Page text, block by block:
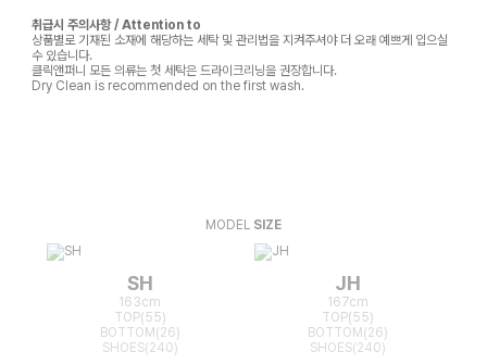
취급시 주의사항 / Attention to
상품별로 기재된 소재에 해당하는 세탁 및 관리법을 지켜주셔야 더 오래 예쁘게 입으실
수 있습니다.
클릭앤퍼니 모든 의류는 첫 세탁은 드라이크리닝을 권장합니다.
Dry Clean is recommended on the first wash.
MODEL SIZE
SH
163cm
TOP(55)
BOTTOM(26)
SHOES(240)
JH
167cm
TOP(55)
BOTTOM(26)
SHOES(240)